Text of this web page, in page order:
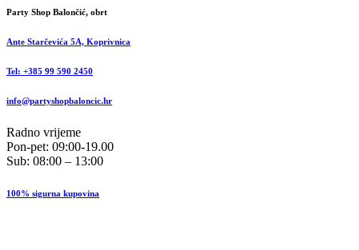
Party Shop Balončić, obrt
Ante Starčevića 5A, Koprivnica
Tel: +385 99 590 2450
info@partyshopbaloncic.hr
Radno vrijeme
Pon-pet: 09:00-19.00
Sub: 08:00 – 13:00
100% sigurna kupovina